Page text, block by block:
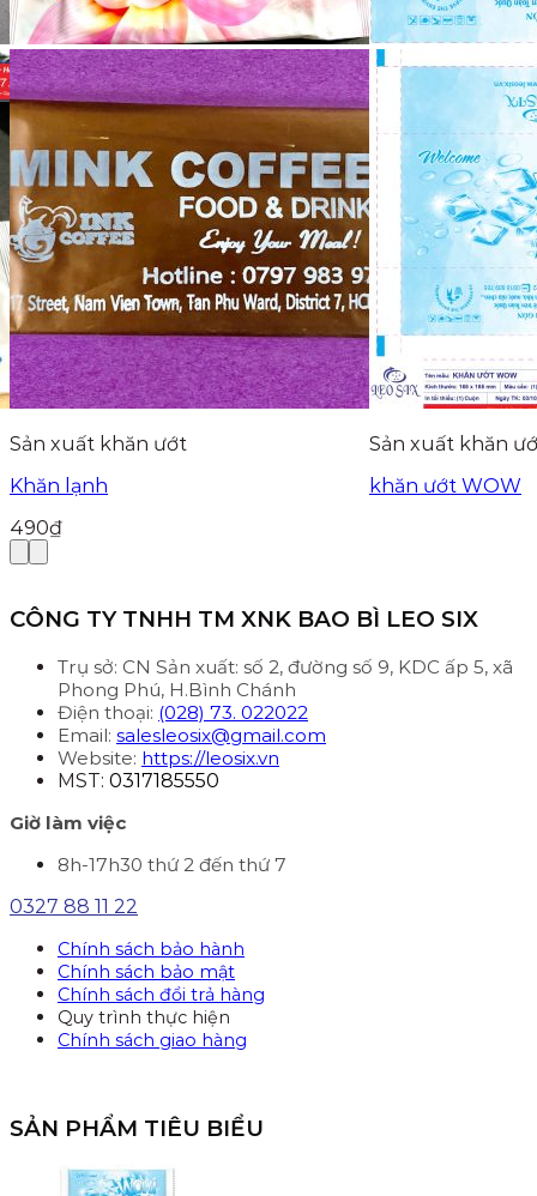
Sản xuất khăn ướt
Khăn lạnh
490₫
Sản xuất khăn
khăn ướt WOW
CÔNG TY TNHH TM XNK BAO BÌ LEO SIX
Trụ sở: CN Sản xuất: số 2, đường số 9, KDC ấp 5, xã
Phong Phú, H.Bình Chánh
Điện thoại: (028) 73. 022022
Email: salesleosix@gmail.com
Website: https://leosix.vn
MST: 0317185550
Giờ làm việc
8h-17h30 thứ 2 đến thứ 7
0327 88 11 22
Chính sách bảo hành
Chính sách bảo mật
Chính sách đổi trả hàng
Quy trình thực hiện
Chính sách giao hàng
SẢN PHẨM TIÊU BIỂU